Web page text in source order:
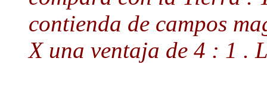
contienda de campos
X una ventaja de 4 : 1 .